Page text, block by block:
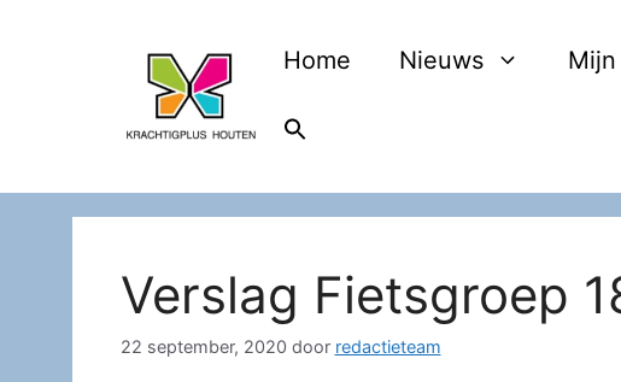
Home Nieuws
Verslag Fietsgroep
22 september, 2020 door redactieteam